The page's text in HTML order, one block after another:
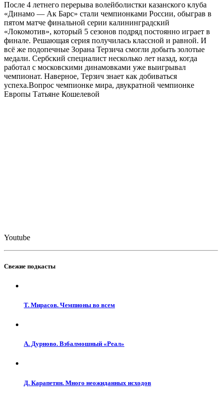
После 4 летнего перерыва волейболистки казанского клуба
«Динамо — Ак Барс» стали чемпионками России, обыграв в
пятом матче финальной серии калининградский
«Локомотив», который 5 сезонов подряд постоянно играет в
финале. Решающая серия получилась классной и равной. И
всё же подопечные Зорана Терзича смогли добыть золотые
медали. Сербский специалист несколько лет назад, когда
работал с московскими динамовками уже выигрывал
чемпионат. Наверное, Терзич знает как добиваться
успеха.Вопрос чемпионке мира, двукратной чемпионке
Европы Татьяне Кошелевой
Youtube
Свежие подкасты
Т. Мирасов. Чемпионы во всем
А. Дурново. Взбалмошный «Реал»
Д. Карапетян. Много неожиданных исходов